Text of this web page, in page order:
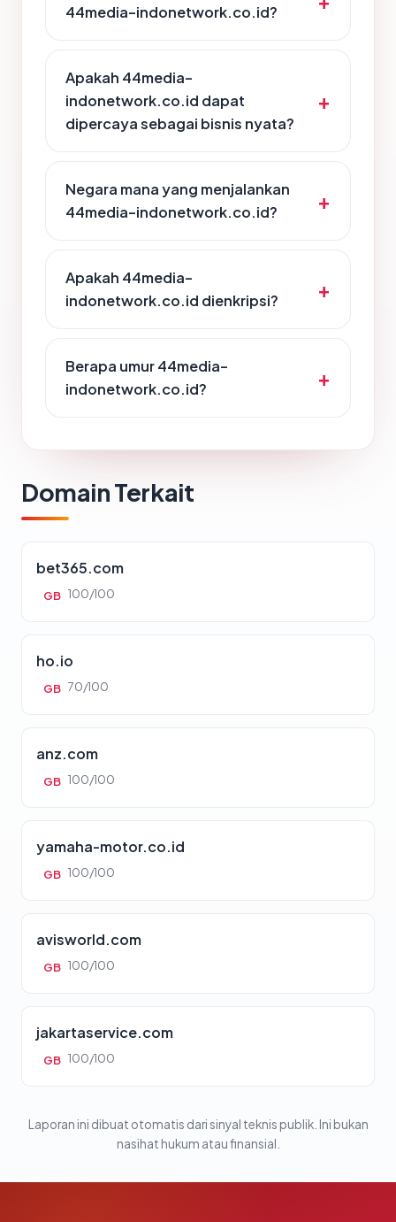
44media-indonetwork.co.id?
Apakah 44media-
indonetwork.co.id dapat
dipercaya sebagai bisnis nyata?
Negara mana yang menjalankan
44media-indonetwork.co.id?
Apakah 44media-
indonetwork.co.id dienkripsi?
Berapa umur 44media-
indonetwork.co.id?
Domain Terkait
bet365.com
GB 100/100
ho.io
GB 70/100
anz.com
GB 100/100
yamaha-motor.co.id
GB 100/100
avisworld.com
GB 100/100
jakartaservice.com
GB 100/100
Laporan ini dibuat otomatis dari sinyal teknis publik. Ini bukan
nasihat hukum atau finansial.